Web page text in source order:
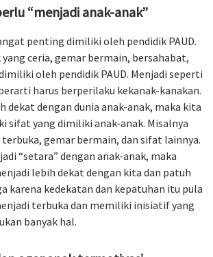
“menjadi anak-anak”
penting dimiliki oleh pendidik PAUD.
ceria, gemar bermain, bersahabat,
oleh pendidik PAUD. Menjadi seperti
harus berperilaku kekanak-kanakan.
dekat dengan dunia anak-anak, maka kita
sifat yang dimiliki anak-anak. Misalnya
terbuka, gemar bermain, dan sifat lainnya.
“setara” dengan anak-anak, maka
lebih dekat dengan kita dan patuh
karena kedekatan dan kepatuhan itu pula
terbuka dan memiliki inisiatif yang
banyak hal.